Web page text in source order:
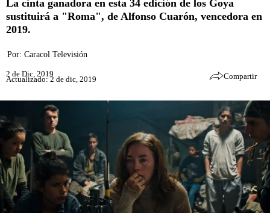
La cinta ganadora en esta 34 edición de los Goya
sustituirá a "Roma", de Alfonso Cuarón, vencedora en
2019.
Por: Caracol Televisión
2 de Dic, 2019
Actualizado: 2 de dic, 2019 Compartir